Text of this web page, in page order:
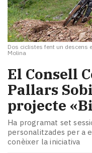
Dos ciclistes fent un descens
Molina
​El Consell
Pallars
projecte
Ha programat set
personalitzades per a
conèixer la iniciativa